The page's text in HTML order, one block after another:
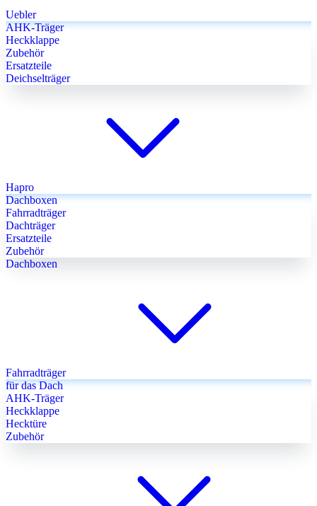
Uebler
AHK-Träger
Heckklappe
Zubehör
Ersatzteile
Deichselträger
Hapro
Dachboxen
Fahrradträger
Dachträger
Ersatzteile
Zubehör
Dachboxen
Fahrradträger
für das Dach
AHK-Träger
Heckklappe
Hecktüre
Zubehör